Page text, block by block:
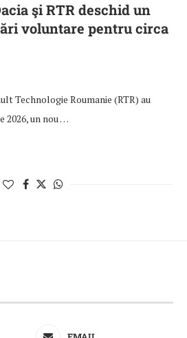
şi RTR deschid un
voluntare pentru circa
Technologie Roumanie (RTR) au
2026, un nou …